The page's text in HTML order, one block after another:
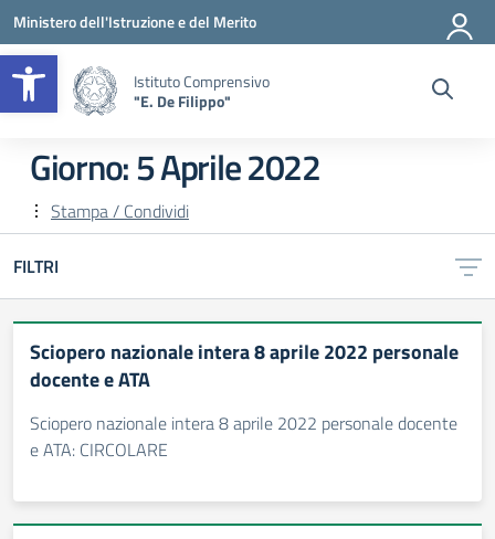
Apri la barra degli strumenti
Vai ai contenuti
Vai al menu di navigazione
Vai al footer
Ministero dell'Istruzione e del Merito
Istituto Comprensivo
"E. De Filippo"
Giorno:5 Aprile 2022
Stampa / Condividi
FILTRI
Sciopero nazionale intera 8 aprile 2022 personale
docente e ATA
Sciopero nazionale intera 8 aprile 2022 personale docente
e ATA: CIRCOLARE